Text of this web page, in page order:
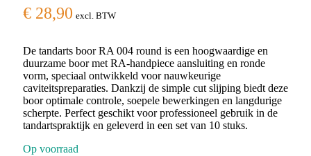
€ 28,90 excl. BTW
De tandarts boor RA 004 round is een hoogwaardige en
duurzame boor met RA-handpiece aansluiting en ronde
vorm, speciaal ontwikkeld voor nauwkeurige
caviteitspreparaties. Dankzij de simple cut slijping biedt deze
boor optimale controle, soepele bewerkingen en langdurige
scherpte. Perfect geschikt voor professioneel gebruik in de
tandartspraktijk en geleverd in een set van 10 stuks.
Op voorraad